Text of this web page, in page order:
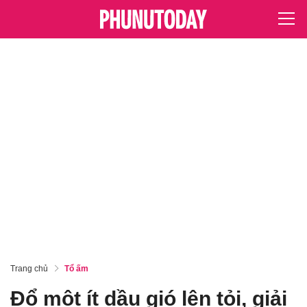
Trang chủ Tổ ấm
Đổ một ít dầu gió lên tỏi, giải